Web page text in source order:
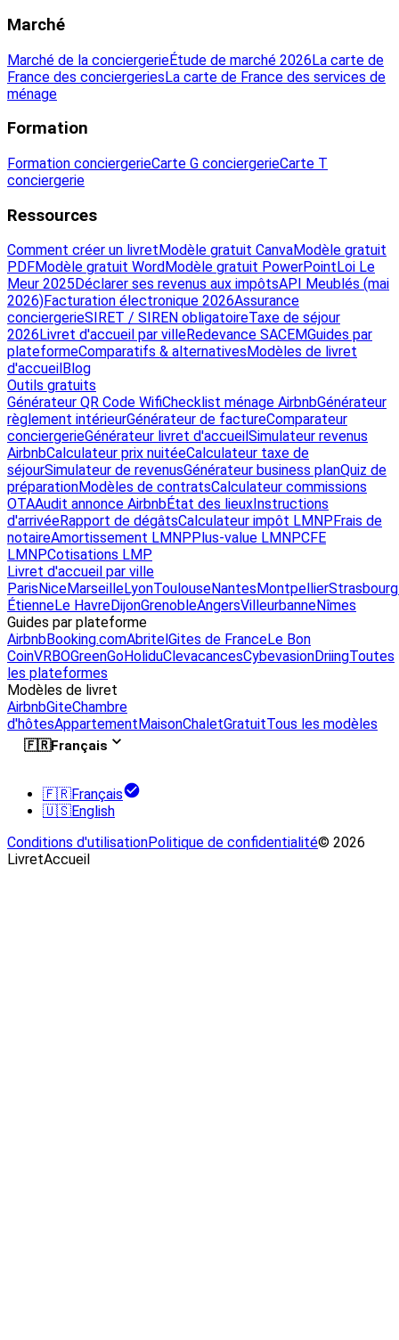
Marché
Marché de la conciergerieÉtude de marché 2026La carte de
France des conciergeriesLa carte de France des services de
ménage
Formation
Formation conciergerieCarte G conciergerieCarte T
conciergerie
Ressources
Comment créer un livret Modèle gratuit CanvaModèle gratuit
PDFModèle gratuit Word Modèle gratuit PowerPoint Loi Le
Meur 2025 Déclarer ses revenus aux impôtsAPI Meublés (mai
2026)Facturation électronique 2026Assurance
conciergerieSIRET / SIREN obligatoireTaxe de séjour
2026 Livret d'accueil par villeRedevance SACEMGuides par
plateformeComparatifs & alternatives Modèles de livret
d'accueil Blog
Outils gratuits
Générateur QR Code WifiChecklist ménage AirbnbGénérateur
règlement intérieurGénérateur de factureComparateur
conciergerieGénérateur livret d'accueil Simulateur revenus
AirbnbCalculateur prix nuitéeCalculateur taxe de
séjourSimulateur de revenusGénérateur business planQuiz de
préparationModèles de contratsCalculateur commissions
OTAAudit annonce AirbnbÉtat des lieux Instructions
d'arrivéeRapport de dégâtsCalculateur impôt LMNPFrais de
notaireAmortissement LMNPPlus-value LMNPCFE
LMNPCotisations LMP
Livret d'accueil par ville
Paris NiceMarseilleLyonToulouseNantes MontpellierStrasbourg
ÉtienneLe HavreDijonGrenobleAngersVilleurbanneNîmes
Guides par plateforme
AirbnbBooking.comAbritel Gites de FranceLe Bon
CoinVRBOGreenGoHoliduClevacancesCybevasionDriingToutes
les plateformes
Modèles de livret
AirbnbGiteChambre
d'hôtesAppartement MaisonChaletGratuitTous les modèles
🇫🇷Français
🇫🇷Français
🇺🇸English
Conditions d'utilisationPolitique de confidentialité© 2026
LivretAccueil